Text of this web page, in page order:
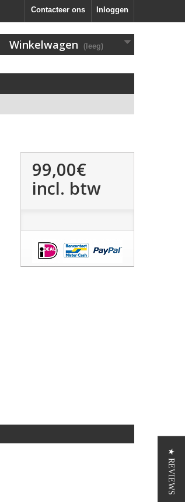
Inloggen
Contacteer ons
Winkelwagen (leeg)
99,00€
incl. btw
★ REVIEWS